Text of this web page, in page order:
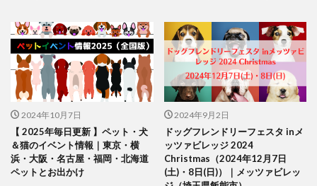
2024年10月7日
【 2025年毎日更新 】ペット・犬
＆猫のイベント情報｜東京・横
浜・大阪・名古屋・福岡・北海道
ペットとお出かけ
2024年9月2日
ドッグフレンドリーフェスタ inメ
ッツァビレッジ 2024
Christmas（2024年12月7日
(土)・8日(日)）｜メッツァビレッ